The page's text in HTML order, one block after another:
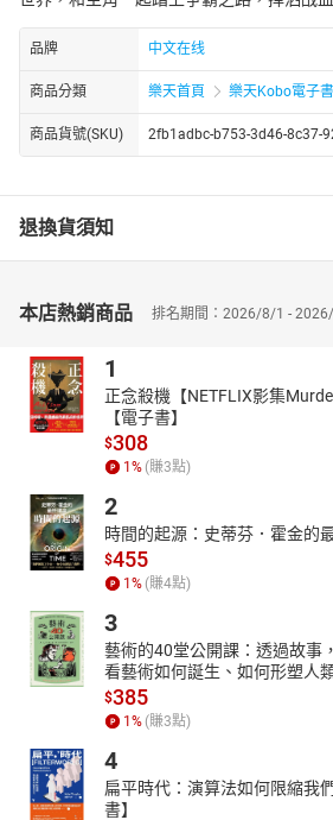
品牌 中文在线
商品分類 樂天首頁 樂天Kobo電子書
商品貨號(SKU) 2fb1adbc-b753-3d46-8c37-
退換貨須知
本店熱銷商品 排名期間：2026/8/1 -
1
正念殺機【NETFLIX影集
【電子書】
$308
1% (賺3點)
2
時間的起源：史蒂芬．霍金的
$455
1% (賺4點)
3
藝術的40堂公開課：透過故事
看藝術如何誕生、如何形塑人
$385
1% (賺3點)
4
扁平時代：演算法如何限縮我
書】